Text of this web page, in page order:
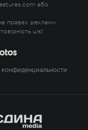
або
правах реклами.
цієї
конфиденциальности